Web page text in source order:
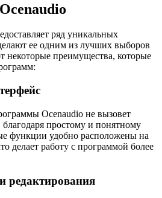
ряд уникальных
ее одним из лучших выборов
некоторые преимущества, которые
Ocenaudio не вызовет
простому и понятному
функции удобно расположены на
делает работу с программой более